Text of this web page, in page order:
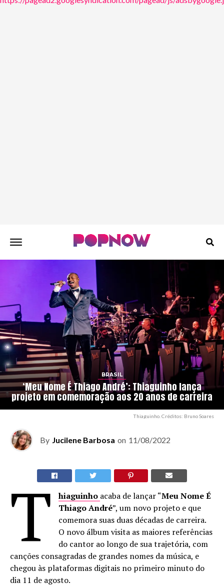
BRASIL
‘Meu Nome É Thiago André’: Thiaguinho lança
projeto em comemoração aos 20 anos de carreira
Thiaguinho. Créditos: Bruno Soares
By Jucilene Barbosa on 11/08/2022
T hiaguinho acaba de lançar “Meu Nome É
Thiago André”, um novo projeto e que
comemora suas duas décadas de carreira.
O novo álbum visita as maiores referências
do cantor ao longo de sua trajetória, com
canções consagradas de grandes nomes da música, e
chegou às plataformas digitais no primeiro minuto do
dia 11 de agosto.